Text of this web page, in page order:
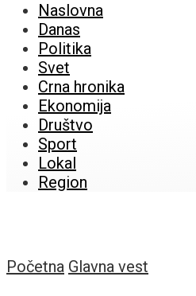
Naslovna
Danas
Politika
Svet
Crna hronika
Ekonomija
Društvo
Sport
Lokal
Region
Početna Glavna vest